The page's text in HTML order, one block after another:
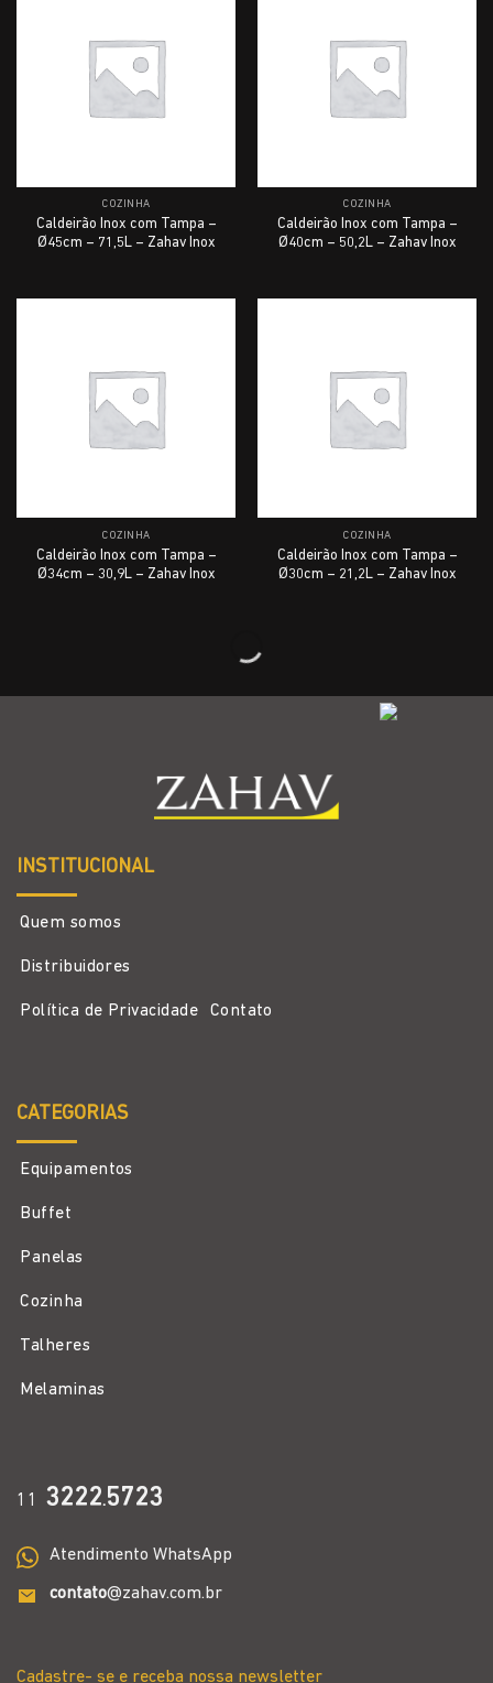
COZINHA
Caldeirão Inox com Tampa –
Ø45cm – 71,5L – Zahav Inox
COZINHA
Caldeirão Inox com Tampa –
Ø40cm – 50,2L – Zahav Inox
COZINHA
Caldeirão Inox com Tampa –
Ø34cm – 30,9L – Zahav Inox
COZINHA
Caldeirão Inox com Tampa –
Ø30cm – 21,2L – Zahav Inox
INSTITUCIONAL
Quem somos
Distribuidores
Política de Privacidade Contato
CATEGORIAS
Equipamentos
Buffet
Panelas
Cozinha
Talheres
Melaminas
11 3222.5723
Atendimento WhatsApp
contato@zahav.com.br
Cadastre- se e receba nossa newsletter